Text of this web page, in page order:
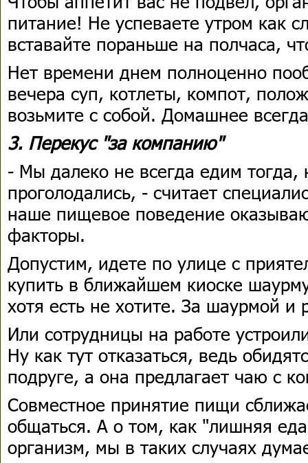
питание! Не успеваете утром как
вставайте пораньше на полчаса,
Нет времени днем полноценно
вечера суп, котлеты, компот,
возьмите с собой. Домашнее
3. Перекус "за компанию"
- Мы далеко не всегда едим тогда,
проголодались, - считает
наше пищевое поведение
факторы.
Допустим, идете по улице с
купить в ближайшем киоске
хотя есть не хотите. За шаурмой и
Или сотрудницы на работе
Ну как тут отказаться, ведь
подруге, а она предлагает чаю с
Совместное принятие пищи
общаться. А о том, как "лишняя
организм, мы в таких случаях